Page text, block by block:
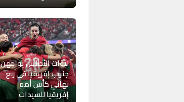
لبؤات الأطلس يواجهن
جنوب إفريقيا في ربع
نهائي كأس أمم
إفريقيا للسيدات